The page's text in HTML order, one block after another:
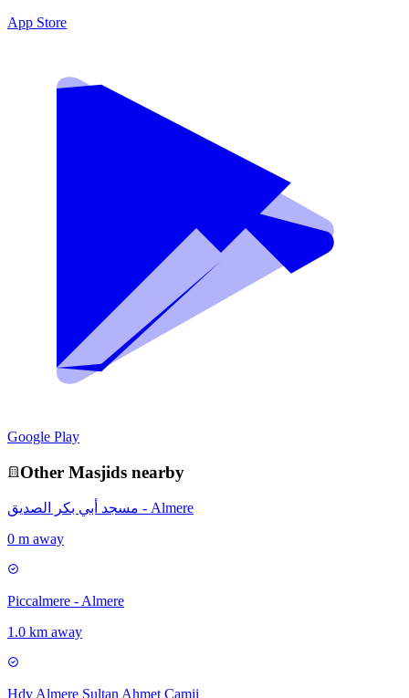
App Store
Google Play
Other Masjids nearby
مسجد أبي بكر الصديق - Almere
0 m away
Piccalmere - Almere
1.0 km away
Hdv Almere Sultan Ahmet Camii